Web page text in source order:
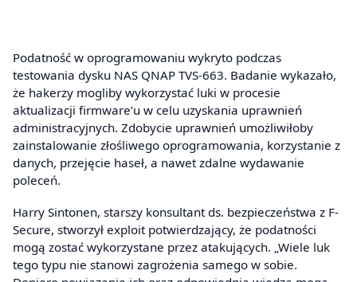
Podatność w oprogramowaniu wykryto podczas
testowania dysku NAS QNAP TVS-663. Badanie wykazało,
że hakerzy mogliby wykorzystać luki w procesie
aktualizacji firmware’u w celu uzyskania uprawnień
administracyjnych. Zdobycie uprawnień umożliwiłoby
zainstalowanie złośliwego oprogramowania, korzystanie z
danych, przejęcie haseł, a nawet zdalne wydawanie
poleceń.
Harry Sintonen, starszy konsultant ds. bezpieczeństwa z F-
Secure, stworzył exploit potwierdzający, że podatności
mogą zostać wykorzystane przez atakujących. „Wiele luk
tego typu nie stanowi zagrożenia samego w sobie.